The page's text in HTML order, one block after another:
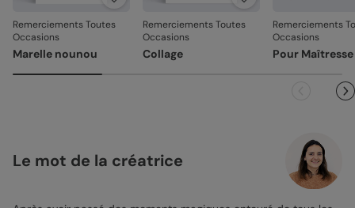
Remerciements Toutes
Occasions
Marelle nounou
Remerciements Toutes
Occasions
Collage
Remerciements
Occasions
Pour Maîtresse
Le mot de la créatrice